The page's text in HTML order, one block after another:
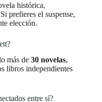
histórica,
prefieres el suspense,
elección.
más de 30 novelas,
libros independientes
entre sí?